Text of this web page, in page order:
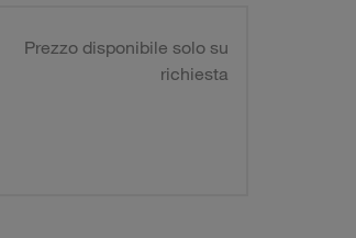
Prezzo disponibile solo su
richiesta